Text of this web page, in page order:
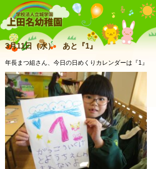
上田名(うえ
3月11日（水） あと『1』
年長まつ組さん、今日の日めくりカレンダーは『1』